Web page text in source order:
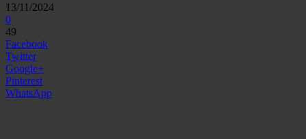
13/11/2024
0
49
Facebook
Twitter
Google+
Pinterest
WhatsApp